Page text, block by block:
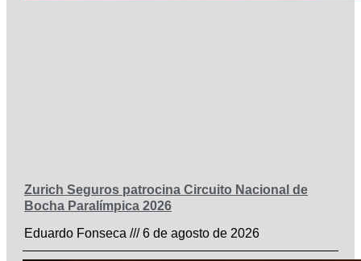
Zurich Seguros patrocina Circuito Nacional de
Bocha Paralímpica 2026
Eduardo Fonseca
6 de agosto de 2026